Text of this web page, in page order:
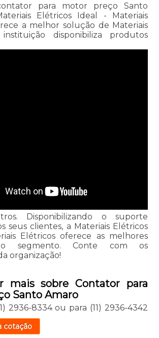
para motor preço Santo
Elétricos Ideal - Materiais
a melhor solução de Materiais
disponibiliza produtos
Disponibilizando o suporte
seus clientes, a Materiais Elétricos
Elétricos oferece as melhores
segmento. Conte com os
organização!
mais sobre Contator para
Santo Amaro
2936-8334ou para (11) 2936-4342
cotação